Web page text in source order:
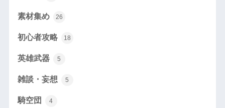
素材集め 26
初心者攻略 18
英雄武器 5
雑談・妄想 5
騎空団 4